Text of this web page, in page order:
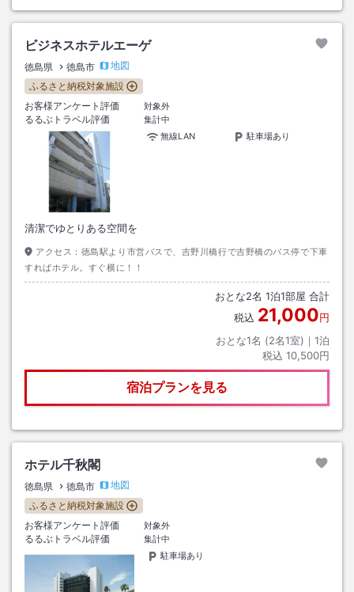
ビジネスホテルエーゲ
徳島県 徳島市
地図
ふるさと納税対象施設
お客様アンケート評価
対象外
るるぶトラベル評価
集計中
無線LAN
駐車場あり
清潔でゆとりある空間を
アクセス： 徳島駅より市営バスで、吉野川橋行で吉野橋のバス停で下車
すればホテル。すぐ横に！！
おとな2名 1泊1部屋 合計
税込 21,000円
おとな1名 (2名1室)｜ 1泊
税込 10,500円
宿泊プランを見る
ホテル千秋閣
徳島県 徳島市
地図
ふるさと納税対象施設
お客様アンケート評価
対象外
るるぶトラベル評価
集計中
駐車場あり